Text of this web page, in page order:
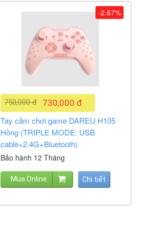
730,000 đ
750,000 đ
Tay cầm chơi game DAREU H105
Hồng (TRIPLE MODE: USB
cable+2.4G+Bluetooth)
Bảo hành 12 Tháng
Mua Online Chi tiết
-2.67%